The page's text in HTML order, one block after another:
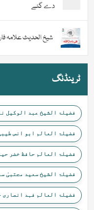
دے گئے
شیخ الحدیث علامہ
ٹرینڈنگ
فضیلۃ الشیخ عبد الوکیل
فضیلۃ العالم ابو انس
فضیلۃ العالم حافظ خضر
فضیلۃ الشیخ سعید مجتبیٰ
فضیلۃ العالم فہد انصاری